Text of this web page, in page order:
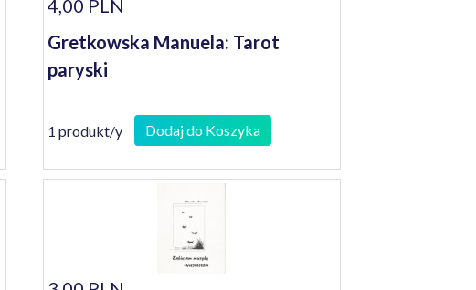
4,00 PLN
Gretkowska Manuela: Tarot
paryski
1 produkt/y Dodaj do Koszyka